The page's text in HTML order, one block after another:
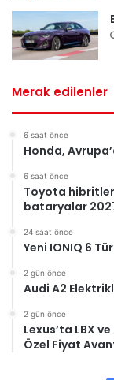
Merak edilenler
6 saat önce
Honda,
6 saat önce
Toyota
bataryalar
24 saat önce
Yeni IONIQ 6
2 gün önce
Audi A2
2 gün önce
Lexus’ta LBX
Özel Fiyat